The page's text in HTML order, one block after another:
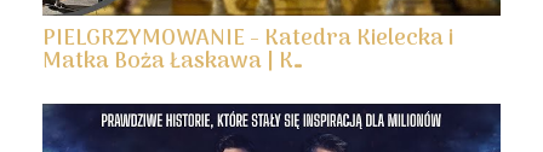
PIELGRZYMOWANIE - Katedra Kielecka i
Matka Boża Łaskawa | K…